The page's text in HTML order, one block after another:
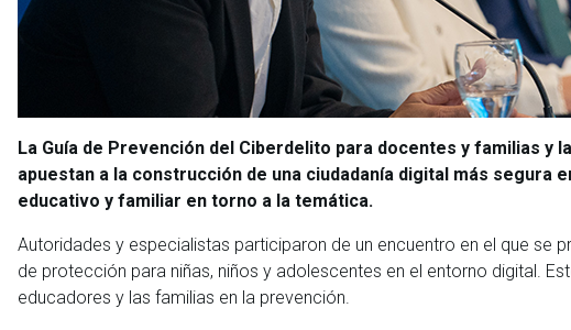
La Guía de Prevención del Ciberdelito para docentes y familias y
apuestan a la construcción de una ciudadanía digital más segura
educativo y familiar en torno a la temática.
Autoridades y especialistas participaron de un encuentro en el que se
de protección para niñas, niños y adolescentes en el entorno digital.
educadores y las familias en la prevención.